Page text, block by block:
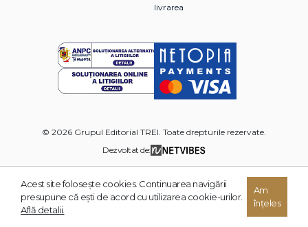
livrarea
© 2026 Grupul Editorial TREI. Toate drepturile rezervate.
Dezvoltat de:
Acest site foloseşte cookies. Continuarea navigării
presupune că eşti de acord cu utilizarea cookie-urilor.
Află detalii.
Am
înțeles